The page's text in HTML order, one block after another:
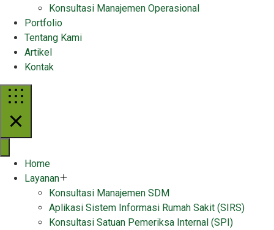
Konsultasi Manajemen Operasional
Portfolio
Tentang Kami
Artikel
Kontak
Home
Layanan
Konsultasi Manajemen SDM
Aplikasi Sistem Informasi Rumah Sakit (SIRS)
Konsultasi Satuan Pemeriksa Internal (SPI)